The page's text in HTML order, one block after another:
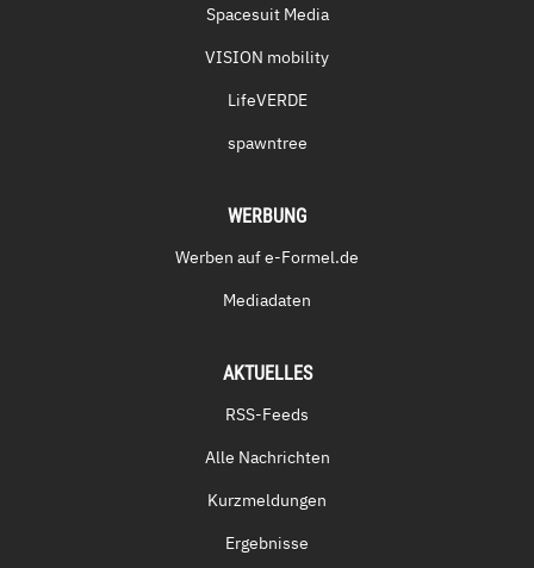
Spacesuit Media
VISION mobility
LifeVERDE
spawntree
WERBUNG
Werben auf e-Formel.de
Mediadaten
AKTUELLES
RSS-Feeds
Alle Nachrichten
Kurzmeldungen
Ergebnisse